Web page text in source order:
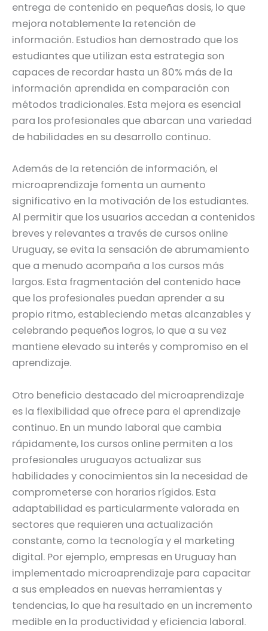
entrega de contenido en pequeñas dosis, lo que
mejora notablemente la retención de
información. Estudios han demostrado que los
estudiantes que utilizan esta estrategia son
capaces de recordar hasta un 80% más de la
información aprendida en comparación con
métodos tradicionales. Esta mejora es esencial
para los profesionales que abarcan una variedad
de habilidades en su desarrollo continuo.
Además de la retención de información, el
microaprendizaje fomenta un aumento
significativo en la motivación de los estudiantes.
Al permitir que los usuarios accedan a contenidos
breves y relevantes a través de cursos online
Uruguay, se evita la sensación de abrumamiento
que a menudo acompaña a los cursos más
largos. Esta fragmentación del contenido hace
que los profesionales puedan aprender a su
propio ritmo, estableciendo metas alcanzables y
celebrando pequeños logros, lo que a su vez
mantiene elevado su interés y compromiso en el
aprendizaje.
Otro beneficio destacado del microaprendizaje
es la flexibilidad que ofrece para el aprendizaje
continuo. En un mundo laboral que cambia
rápidamente, los cursos online permiten a los
profesionales uruguayos actualizar sus
habilidades y conocimientos sin la necesidad de
comprometerse con horarios rígidos. Esta
adaptabilidad es particularmente valorada en
sectores que requieren una actualización
constante, como la tecnología y el marketing
digital. Por ejemplo, empresas en Uruguay han
implementado microaprendizaje para capacitar
a sus empleados en nuevas herramientas y
tendencias, lo que ha resultado en un incremento
medible en la productividad y eficiencia laboral.